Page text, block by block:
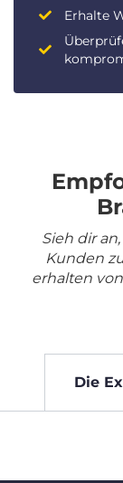
Erhalte
Sieh dir
Kunden
erhalten
Die